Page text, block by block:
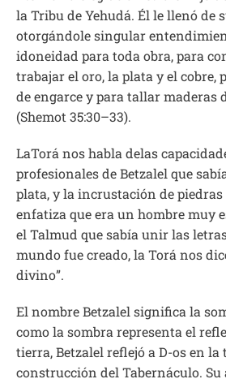
la Tribu de Yehudá. Él le llenó de
otorgándole singular
idoneidad para toda obra, para
trabajar el oro, la plata y el cobre,
de engarce y para tallar maderas
(Shemot 35:30–33).
LaTorá nos habla delas
profesionales de Betzalel que
plata, y la incrustación de
enfatiza que era un hombre muy
el Talmud que sabía unir las
mundo fue creado, la Torá nos
divino”.
El nombre Betzalel significa la
como la sombra representa el
tierra, Betzalel reflejó a D-os en la
construcción del Tabernáculo.